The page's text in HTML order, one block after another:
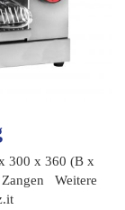
300 x 360 (B x
Weitere